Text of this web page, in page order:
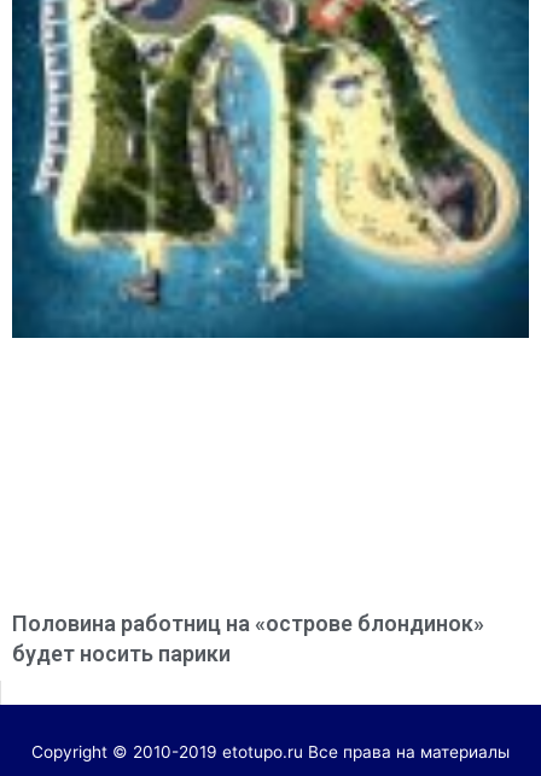
Половина работниц на «острове блондинок»
будет носить парики
Copyright © 2010-2019 etotupo.ru Все права на материалы